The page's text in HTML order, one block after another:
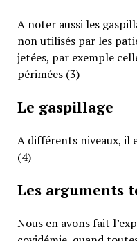
A noter aussi les
non utilisés par les
jetées, par exemple
périmées (3)
Le gaspillage
A différents niveaux, il
(4)
Les arguments
Nous en avons fait